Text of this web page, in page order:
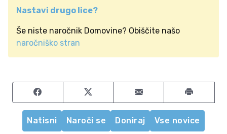
Nastavi drugo lice?
Še niste naročnik Domovine? Obiščite našo
naročniško stran
Share on FacebookShare on TwitterShare by email
Natisni Naroči se Doniraj Vse novice